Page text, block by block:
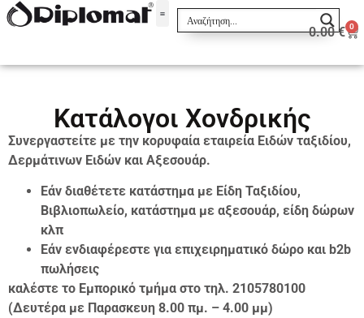
0.00€ 0
Κατάλογοι Χονδρικής
Συνεργαστείτε με την κορυφαία εταιρεία Ειδών ταξιδίου,
Δερμάτινων Ειδών και Αξεσουάρ.
Εάν διαθέτετε κατάστημα με Είδη Ταξιδίου,
Βιβλιοπωλείο, κατάστημα με αξεσουάρ, είδη δώρων
κλπ
Εάν ενδιαφέρεστε για επιχειρηματικό δώρο και b2b
πωλήσεις
καλέστε το Εμπορικό τμήμα στο τηλ. 2105780100
(Δευτέρα με Παρασκευη 8.00 πμ. – 4.00 μμ)